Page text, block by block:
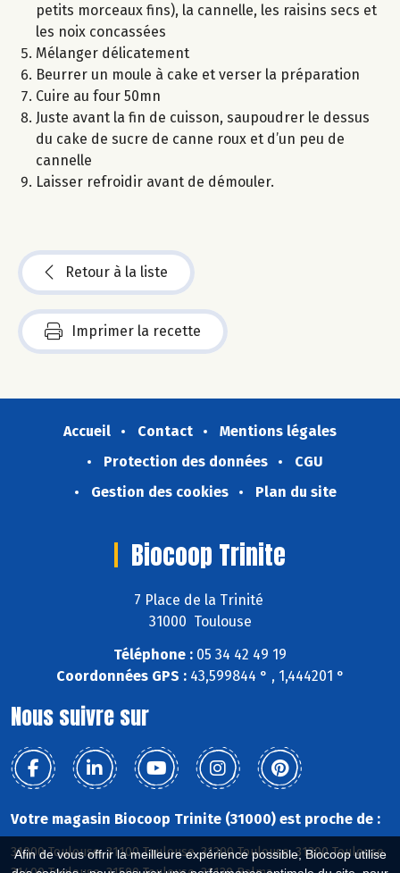
Afin de vous offrir la meilleure expérience possible, Biocoop utilise
petits morceaux fins), la cannelle, les raisins secs et
les noix concassées
Mélanger délicatement
Beurrer un moule à cake et verser la préparation
Cuire au four 50mn
Juste avant la fin de cuisson, saupoudrer le dessus
du cake de sucre de canne roux et d’un peu de
cannelle
Laisser refroidir avant de démouler.
Retour à la liste
Imprimer la recette
Accueil Contact
Mentions légales
Protection des données
CGU
Gestion des cookies
Plan du site
Biocoop Trinite
7 Place de la Trinité
31000 Toulouse
Téléphone : 05 34 42 49 19
Coordonnées GPS :43,599844 ° , 1,444201 °
Nous suivre sur
Votre magasin Biocoop Trinite (31000) est proche de :
31000 Toulouse, 31100 Toulouse, 31200 Toulouse, 31300 Toulouse,